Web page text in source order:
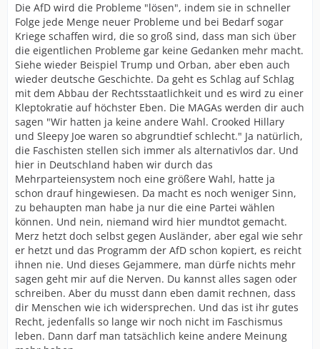
Die AfD wird die Probleme "lösen", indem sie in schneller
Folge jede Menge neuer Probleme und bei Bedarf sogar
Kriege schaffen wird, die so groß sind, dass man sich über
die eigentlichen Probleme gar keine Gedanken mehr macht.
Siehe wieder Beispiel Trump und Orban, aber eben auch
wieder deutsche Geschichte. Da geht es Schlag auf Schlag
mit dem Abbau der Rechtsstaatlichkeit und es wird zu einer
Kleptokratie auf höchster Eben. Die MAGAs werden dir auch
sagen "Wir hatten ja keine andere Wahl. Crooked Hillary
und Sleepy Joe waren so abgrundtief schlecht." Ja natürlich,
die Faschisten stellen sich immer als alternativlos dar. Und
hier in Deutschland haben wir durch das
Mehrparteiensystem noch eine größere Wahl, hatte ja
schon drauf hingewiesen. Da macht es noch weniger Sinn,
zu behaupten man habe ja nur die eine Partei wählen
können. Und nein, niemand wird hier mundtot gemacht.
Merz hetzt doch selbst gegen Ausländer, aber egal wie sehr
er hetzt und das Programm der AfD schon kopiert, es reicht
ihnen nie. Und dieses Gejammere, man dürfe nichts mehr
sagen geht mir auf die Nerven. Du kannst alles sagen oder
schreiben. Aber du musst dann eben damit rechnen, dass
dir Menschen wie ich widersprechen. Und das ist ihr gutes
Recht, jedenfalls so lange wir noch nicht im Faschismus
leben. Dann darf man tatsächlich keine andere Meinung